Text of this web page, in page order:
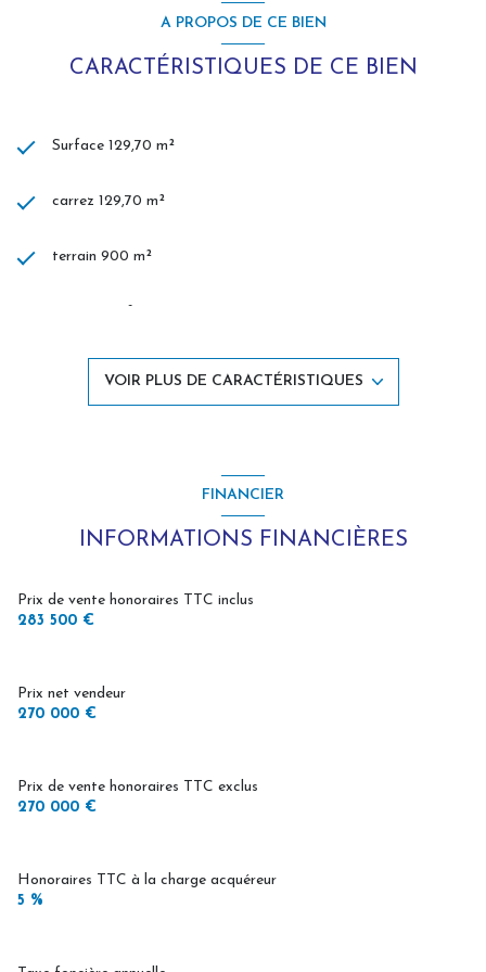
À visiter sans attendre avec L'Agence des Remparts,
A PROPOS DE CE BIEN
CARACTÉRISTIQUES DE CE BIEN
Surface 129,70 m²
carrez 129,70 m²
terrain 900 m²
séjour 15 m²
construit en 1940
exposition Sud
cave
VOIR PLUS DE CARACTÉRISTIQUES
FINANCIER
INFORMATIONS FINANCIÈRES
Prix de vente honoraires TTC inclus
283 500 €
Prix net vendeur
270 000 €
Prix de vente honoraires TTC exclus
270 000 €
Honoraires TTC à la charge acquéreur
5 %